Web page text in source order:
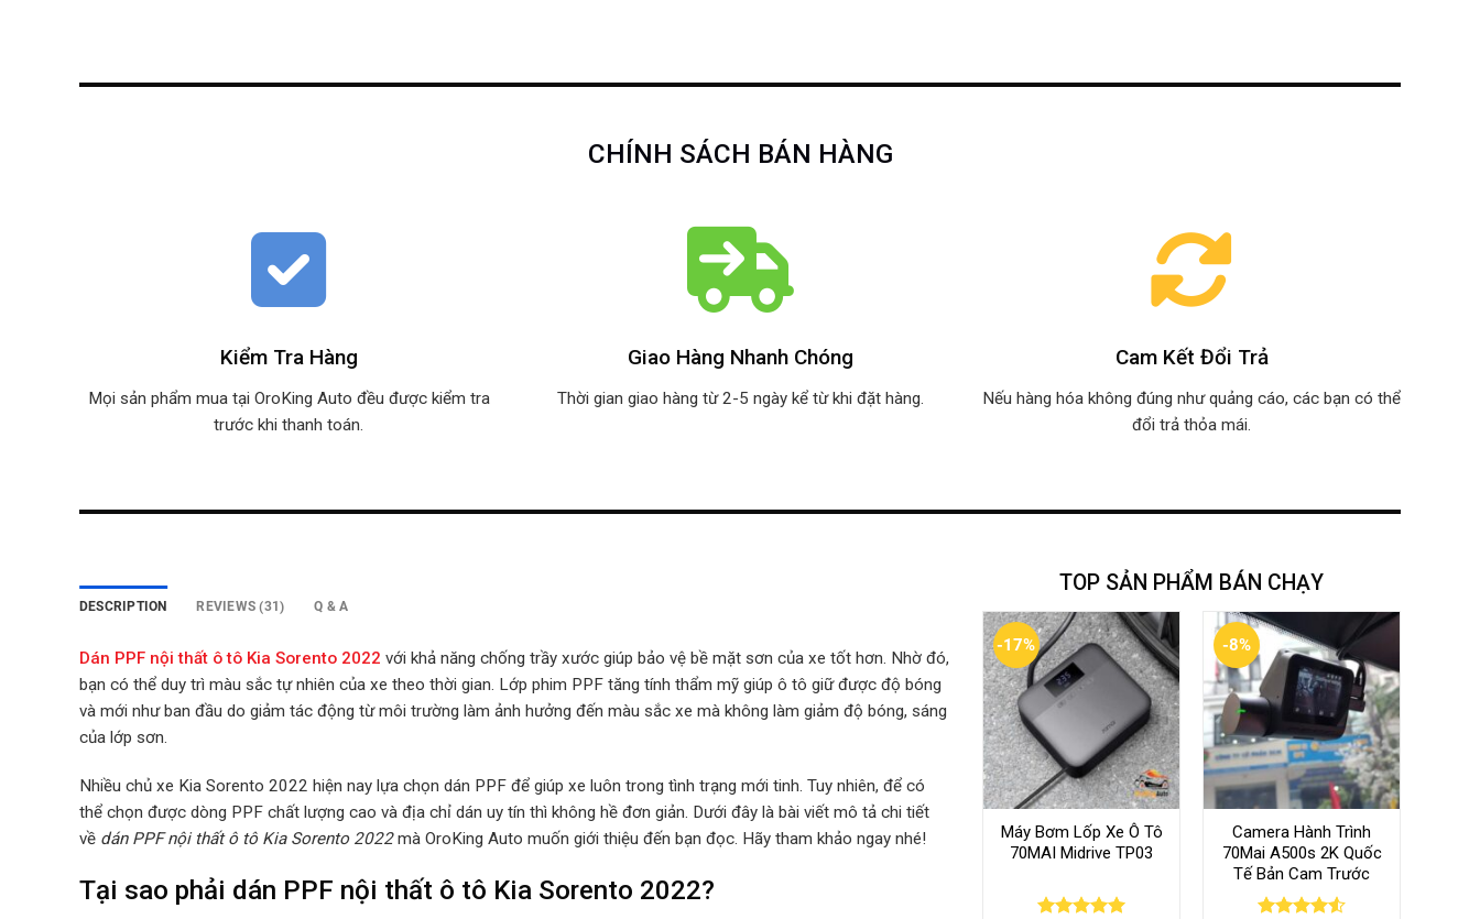
CHÍNH SÁCH BÁN HÀNG
Kiểm Tra Hàng
Mọi sản phẩm mua tại OroKing Auto đều được kiểm tra
trước khi thanh toán.
Giao Hàng Nhanh Chóng
Thời gian giao hàng từ 2-5 ngày kể từ khi đặt hàng.
Cam Kết Đổi Trả
Nếu hàng hóa không đúng như quảng cáo, các bạn có thể
đổi trả thỏa mái.
DESCRIPTION REVIEWS (31) Q & A
Dán PPF nội thất ô tô Kia Sorento 2022 với khả năng chống trầy xước giúp bảo vệ bề mặt sơn của xe tốt hơn. Nhờ đó,
bạn có thể duy trì màu sắc tự nhiên của xe theo thời gian. Lớp phim PPF tăng tính thẩm mỹ giúp ô tô giữ được độ bóng
và mới như ban đầu do giảm tác động từ môi trường làm ảnh hưởng đến màu sắc xe mà không làm giảm độ bóng, sáng
của lớp sơn.
Nhiều chủ xe Kia Sorento 2022 hiện nay lựa chọn dán PPF để giúp xe luôn trong tình trạng mới tinh. Tuy nhiên, để có
thể chọn được dòng PPF chất lượng cao và địa chỉ dán uy tín thì không hề đơn giản. Dưới đây là bài viết mô tả chi tiết
về dán PPF nội thất ô tô Kia Sorento 2022mà OroKing Auto muốn giới thiệu đến bạn đọc. Hãy tham khảo ngay nhé!
Tại sao phải dán PPF nội thất ô tô Kia Sorento 2022?
TOP SẢN PHẨM BÁN CHẠY
-17%
Máy Bơm Lốp Xe Ô Tô
70MAI Midrive TP03
-8%
Camera Hành Trình
70Mai A500s 2K Quốc
Tế Bản Cam Trước